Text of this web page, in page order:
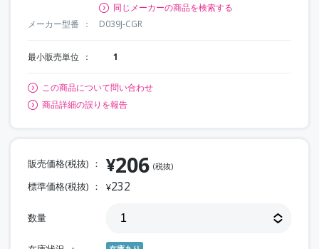
同じメーカーの商品を検索する
メーカー型番
D039J-CGR
最小販売単位 1
この商品について問い合わせ
商品詳細の誤りを報告
販売価格(税抜) ¥206 (税抜)
標準価格(税抜) ¥232
数量